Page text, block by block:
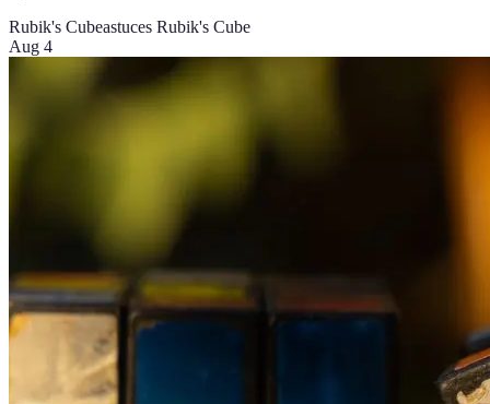
Rubik's Cubeastuces Rubik's Cube
Aug 4